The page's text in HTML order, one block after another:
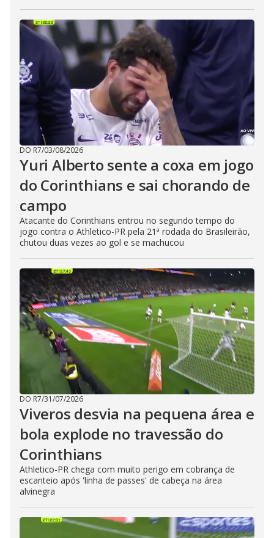
DO R7/03/08/2026
Yuri Alberto sente a coxa em jogo
do Corinthians e sai chorando de
campo
Atacante do Corinthians entrou no segundo tempo do
jogo contra o Athletico-PR pela 21ª rodada do Brasileirão,
chutou duas vezes ao gol e se machucou
DO R7/31/07/2026
Viveros desvia na pequena área e
bola explode no travessão do
Corinthians
Athletico-PR chega com muito perigo em cobrança de
escanteio após 'linha de passes' de cabeça na área
alvinegra